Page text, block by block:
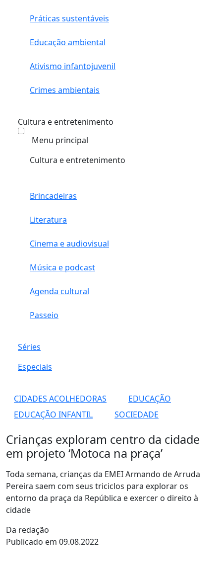
Práticas sustentáveis
Educação ambiental
Ativismo infantojuvenil
Crimes ambientais
Cultura e entretenimento
Menu principal
Cultura e entretenimento
Brincadeiras
Literatura
Cinema e audiovisual
Música e podcast
Agenda cultural
Passeio
Séries
Especiais
CIDADES ACOLHEDORAS
EDUCAÇÃO
EDUCAÇÃO INFANTIL
SOCIEDADE
Crianças exploram centro da cidade
em projeto ‘Motoca na praça’
Toda semana, crianças da EMEI Armando de Arruda
Pereira saem com seus triciclos para explorar os
entorno da praça da República e exercer o direito à
cidade
Da redação
Publicado em 09.08.2022